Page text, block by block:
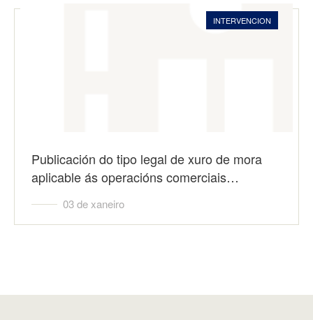
INTERVENCION
Publicación do tipo legal de xuro de mora
aplicable ás operacións comerciais…
03 de xaneiro